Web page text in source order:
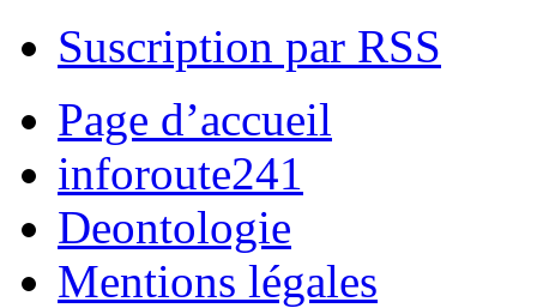
Suscription par RSS
Page d’accueil
inforoute241
Deontologie
Mentions légales